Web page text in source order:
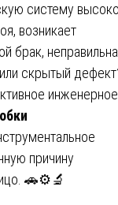
систему
возникает
брак,
скрытый
инженерное
причину
🚗⚙️🔬